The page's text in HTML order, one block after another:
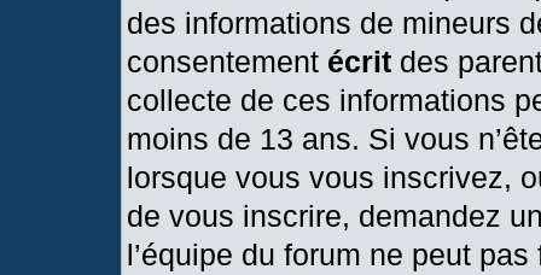
des informations de mineurs
consentement écrit des
collecte de ces informations
moins de 13 ans. Si vous
lorsque vous vous inscrivez,
de vous inscrire, demandez
l’équipe du forum ne peut